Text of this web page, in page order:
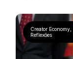
Creator Economy
Reflexões